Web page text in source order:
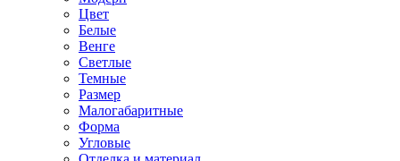
Цвет
Белые
Венге
Светлые
Темные
Размер
Малогабаритные
Форма
Угловые